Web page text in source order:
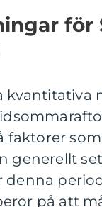
för
kvantitativa
faktorer
generellt
på att